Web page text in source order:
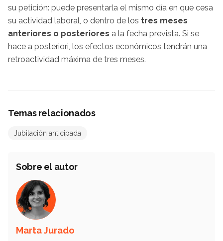
su petición: puede presentarla el mismo día en que cesa
su actividad laboral, o dentro de los tres meses
anteriores o posteriores a la fecha prevista. Si se
hace a posteriori, los efectos económicos tendrán una
retroactividad máxima de tres meses.
Temas relacionados
Jubilación anticipada
Sobre el autor
Marta Jurado